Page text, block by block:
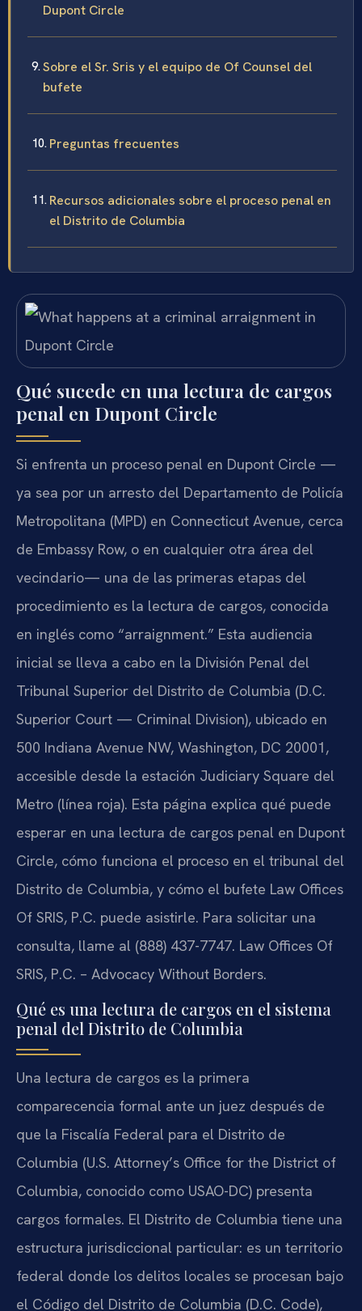
Dupont Circle
Sobre el Sr. Sris y el equipo de Of Counsel del
bufete
Preguntas frecuentes
Recursos adicionales sobre el proceso penal en
el Distrito de Columbia
Qué sucede en una lectura de cargos
penal en Dupont Circle
Si enfrenta un proceso penal en Dupont Circle —
ya sea por un arresto del Departamento de Policía
Metropolitana (MPD) en Connecticut Avenue, cerca
de Embassy Row, o en cualquier otra área del
vecindario— una de las primeras etapas del
procedimiento es la lectura de cargos, conocida
en inglés como “arraignment.” Esta audiencia
inicial se lleva a cabo en la División Penal del
Tribunal Superior del Distrito de Columbia (D.C.
Superior Court — Criminal Division), ubicado en
500 Indiana Avenue NW, Washington, DC 20001,
accesible desde la estación Judiciary Square del
Metro (línea roja). Esta página explica qué puede
esperar en una lectura de cargos penal en Dupont
Circle, cómo funciona el proceso en el tribunal del
Distrito de Columbia, y cómo el bufete Law Offices
Of SRIS, P.C. puede asistirle. Para solicitar una
consulta, llame al (888) 437-7747. Law Offices Of
SRIS, P.C. – Advocacy Without Borders.
Qué es una lectura de cargos en el sistema
penal del Distrito de Columbia
Una lectura de cargos es la primera
comparecencia formal ante un juez después de
que la Fiscalía Federal para el Distrito de
Columbia (U.S. Attorney’s Office for the District of
Columbia, conocido como USAO-DC) presenta
cargos formales. El Distrito de Columbia tiene una
estructura jurisdiccional particular: es un territorio
federal donde los delitos locales se procesan bajo
el Código del Distrito de Columbia (D.C. Code),